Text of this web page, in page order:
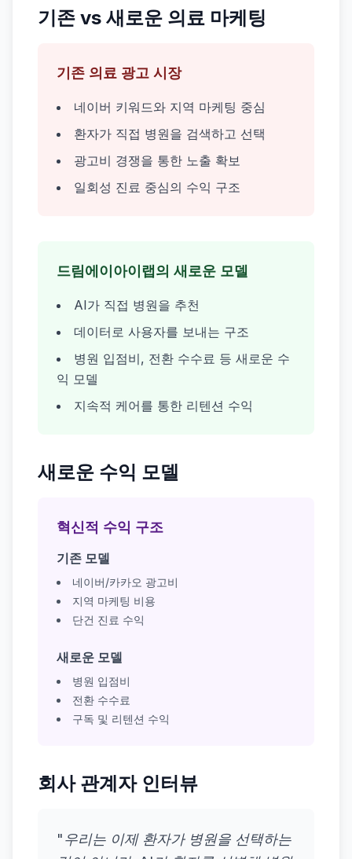
기존 vs 새로운 의료 마케팅
기존 의료 광고 시장
네이버 키워드와 지역 마케팅 중심
환자가 직접 병원을 검색하고 선택
광고비 경쟁을 통한 노출 확보
일회성 진료 중심의 수익 구조
드림에이아이랩의 새로운 모델
AI가 직접 병원을 추천
데이터로 사용자를 보내는 구조
병원 입점비, 전환 수수료 등 새로운 수
익 모델
지속적 케어를 통한 리텐션 수익
새로운 수익 모델
혁신적 수익 구조
기존 모델
네이버/카카오 광고비
지역 마케팅 비용
단건 진료 수익
새로운 모델
병원 입점비
전환 수수료
구독 및 리텐션 수익
회사 관계자 인터뷰
"우리는 이제 환자가 병원을 선택하는